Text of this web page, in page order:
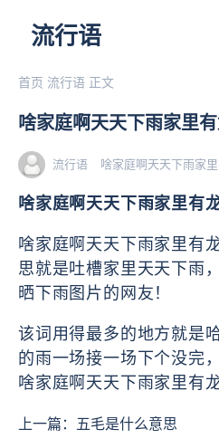
流行语
首页 流行语 正文
啥家庭啊天天下雨家里
流行语 啥家庭啊天天下雨家
啥家庭啊天天下雨家里有
啥家庭啊天天下雨家里有龙
思就是吐槽家里天天下雨
晒下雨图片的网友！
该词用得最多的地方就是
的雨一场接一场下个没完
啥家庭啊天天下雨家里有
上一篇： 五毛是什么意思